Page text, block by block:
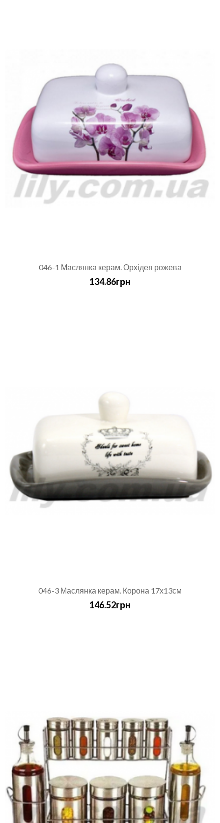
046-1 Маслянка керам. Орхідея рожева
134.86грн
046-3 Маслянка керам. Корона 17х13см
146.52грн